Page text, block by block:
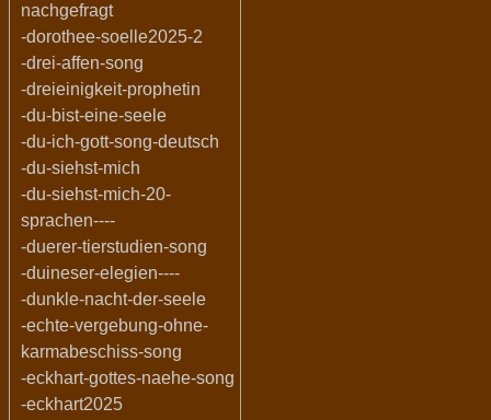
nachgefragt
-dorothee-soelle2025-2
-drei-affen-song
-dreieinigkeit-prophetin
-du-bist-eine-seele
-du-ich-gott-song-deutsch
-du-siehst-mich
-du-siehst-mich-20-
sprachen----
-duerer-tierstudien-song
-duineser-elegien----
-dunkle-nacht-der-seele
-echte-vergebung-ohne-
karmabeschiss-song
-eckhart-gottes-naehe-song
-eckhart2025